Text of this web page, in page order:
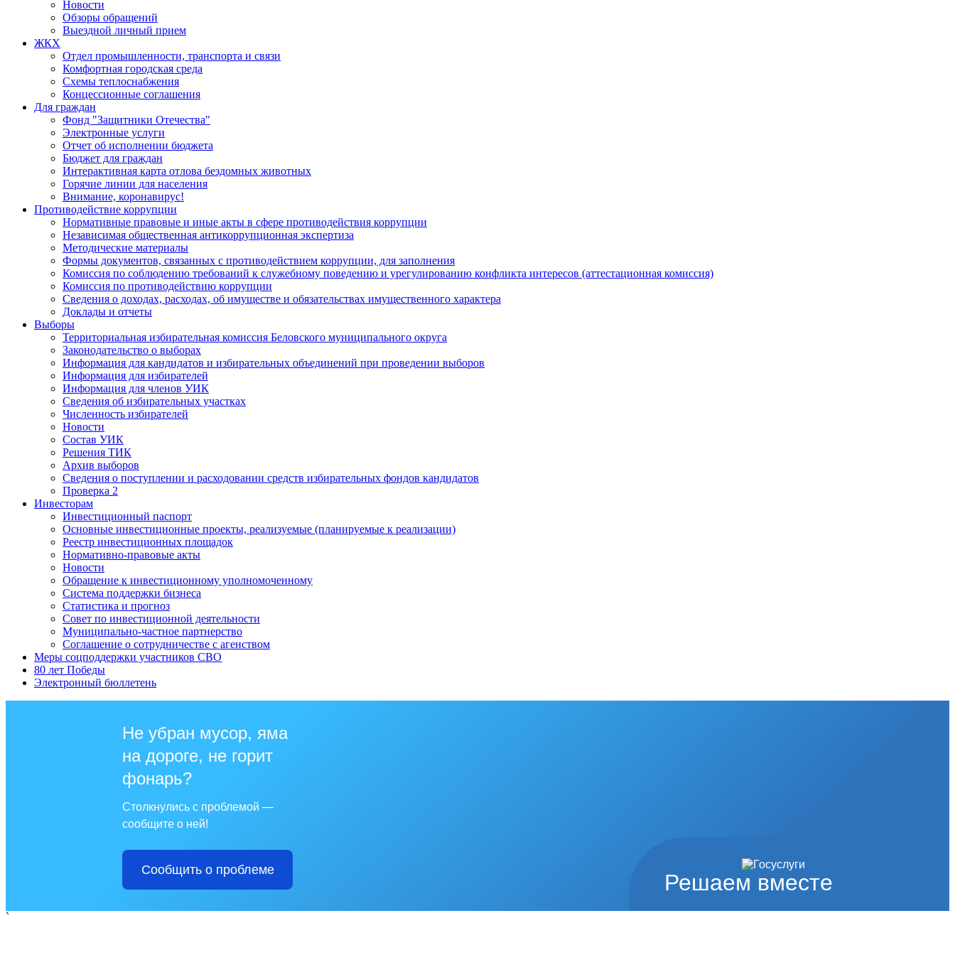
Новости
Обзоры обращений
Выездной личный прием
ЖКХ
Отдел промышленности, транспорта и связи
Комфортная городская среда
Схемы теплоснабжения
Концессионные соглашения
Для граждан
Фонд "Защитники Отечества"
Электронные услуги
Отчет об исполнении бюджета
Бюджет для граждан
Интерактивная карта отлова бездомных животных
Горячие линии для населения
Внимание, коронавирус!
Противодействие коррупции
Нормативные правовые и иные акты в сфере противодействия коррупции
Независимая общественная антикоррупционная экспертиза
Методические материалы
Формы документов, связанных с противодействием коррупции, для заполнения
Комиссия по соблюдению требований к служебному поведению и урегулированию конфликта интересов (аттестационная комиссия)
Комиссия по противодействию коррупции
Сведения о доходах, расходах, об имуществе и обязательствах имущественного характера
Доклады и отчеты
Выборы
Территориальная избирательная комиссия Беловского муниципального округа
Законодательство о выборах
Информация для кандидатов и избирательных объединений при проведении выборов
Информация для избирателей
Информация для членов УИК
Сведения об избирательных участках
Численность избирателей
Новости
Состав УИК
Решения ТИК
Архив выборов
Сведения о поступлении и расходовании средств избирательных фондов кандидатов
Проверка 2
Инвесторам
Инвестиционный паспорт
Основные инвестиционные проекты, реализуемые (планируемые к реализации)
Реестр инвестиционных площадок
Нормативно-правовые акты
Новости
Обращение к инвестиционному уполномоченному
Система поддержки бизнеса
Статистика и прогноз
Совет по инвестиционной деятельности
Муниципально-частное партнерство
Соглашение о сотрудничестве с агенством
Меры соцподдержки участников СВО
80 лет Победы
Электронный бюллетень
Решаем вместе
Не убран мусор, яма
на дороге, не горит
фонарь?
Столкнулись с проблемой —
сообщите о ней!
Сообщить о проблеме
`